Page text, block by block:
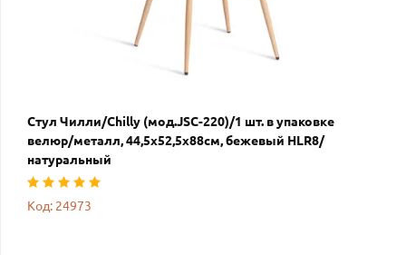
Стул Чилли/Chilly (мод.JSC-220)/1 шт. в упаковке
велюр/металл, 44,5х52,5х88см, бежевый HLR8/
натуральный
Код: 24973